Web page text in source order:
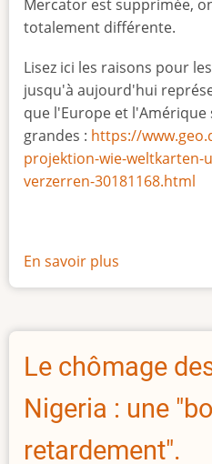
Mercator est supprimée,
totalement différente.
Lisez ici les raisons pour
jusqu'à aujourd'hui
que l'Europe et
grandes : https://
projektion-wie-weltkarten-
verzerren-30181168.html
En savoir plus
La
taille
l'Afrique
Le chômage
Nigeria : une
retardement".